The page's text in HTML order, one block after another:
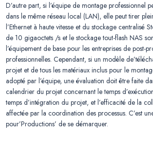
D’autre part, si l’équipe de montage professionnel
dans le même réseau local (LAN), elle peut tirer
l’Ethernet à haute vitesse et du stockage centralisé
de 10 gigaoctets /s et le stockage tout-flash NAS
l’équipement de base pour les entreprises de post-
professionnelles. Cependant, si un modèle
projet et de tous les matériaux inclus pour le
adopté par l’équipe, une évaluation doit être faite
calendrier du projet concernant le temps
temps d’intégration du projet, et l’efficacité de la
affectée par la coordination des processus. C’est
pour’Productions’ de se démarquer.